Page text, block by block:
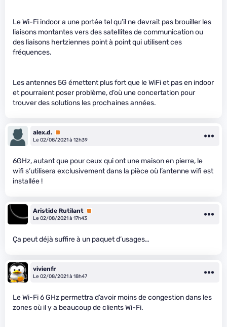
Le Wi-Fi indoor a une portée tel qu’il ne devrait pas brouiller les
liaisons montantes vers des satellites de communication ou
des liaisons hertziennes point à point qui utilisent ces
fréquences.
Les antennes 5G émettent plus fort que le WiFi et pas en indoor
et pourraient poser problème, d’où une concertation pour
trouver des solutions les prochaines années.
alex.d. Premium
Le 02/08/2021 à 12h39
6GHz, autant que pour ceux qui ont une maison en pierre, le
wifi s’utilisera exclusivement dans la pièce où l’antenne wifi est
installée !
Aristide Rutilant Premium
Le 02/08/2021 à 17h43
Ça peut déjà suffire à un paquet d’usages…
vivienfr
Le 02/08/2021 à 18h47
Le Wi-Fi 6 GHz permettra d’avoir moins de congestion dans les
zones où il y a beaucoup de clients Wi-Fi.